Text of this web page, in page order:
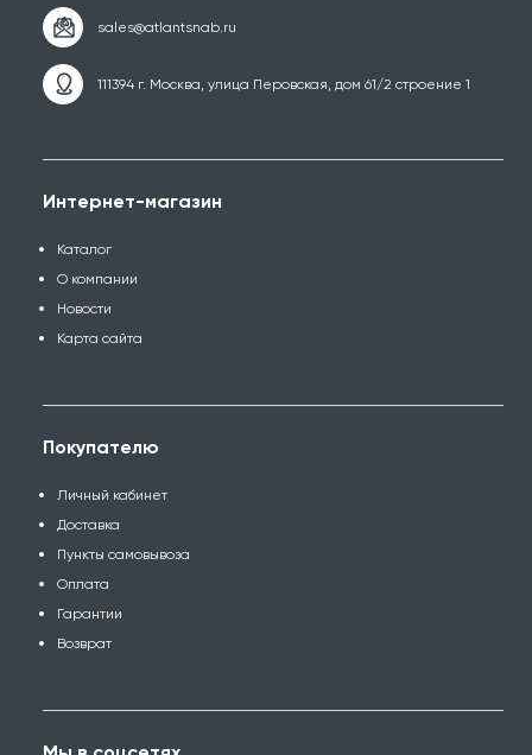
111394 г. Москва, улица Перовская, дом 61/2 строение 1
Интернет-магазин
Каталог
О компании
Новости
Карта сайта
Покупателю
Личный кабинет
Доставка
Пункты самовывоза
Оплата
Гарантии
Возврат